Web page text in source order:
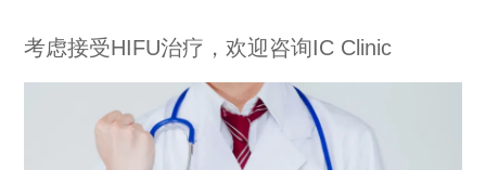
考虑接受HIFU治疗，欢迎咨询IC Clinic